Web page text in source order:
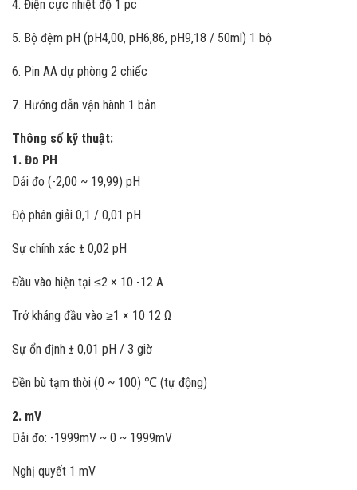
4. Điện cực nhiệt độ 1 pc
5. Bộ đệm pH (pH4,00, pH6,86, pH9,18 / 50ml) 1 bộ
6. Pin AA dự phòng 2 chiếc
7. Hướng dẫn vận hành 1 bản
Thông số kỹ thuật:
1. Đo PH
Dải đo (-2,00 ~ 19,99) pH
Độ phân giải 0,1 / 0,01 pH
Sự chính xác ± 0,02 pH
Đầu vào hiện tại ≤2 × 10 -12 A
Trở kháng đầu vào ≥1 × 10 12 Ω
Sự ổn định ± 0,01 pH / 3 giờ
Đền bù tạm thời (0 ~ 100) ℃ (tự động)
2. mV
Dải đo: -1999mV ~ 0 ~ 1999mV
Nghị quyết 1 mV